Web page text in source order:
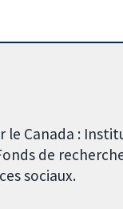
Canada :
de
sociaux.